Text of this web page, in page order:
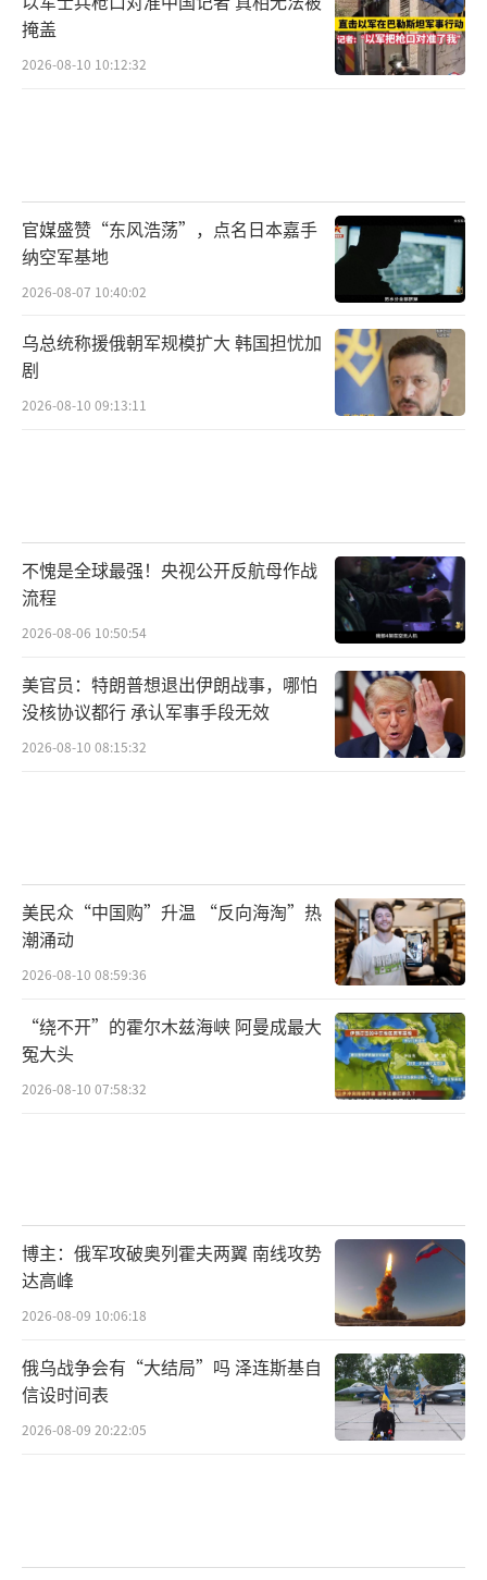
掩盖
2026-08-10 10:12:32
官媒盛赞“东风浩荡”，点名日本嘉手
纳空军基地
2026-08-07 10:40:02
乌总统称援俄朝军规模扩大 韩国担忧加
剧
2026-08-10 09:13:11
不愧是全球最强！央视公开反航母作战
流程
2026-08-06 10:50:54
美官员：特朗普想退出伊朗战事，哪怕
没核协议都行 承认军事手段无效
2026-08-10 08:15:32
美民众“中国购”升温 “反向海淘”热
潮涌动
2026-08-10 08:59:36
“绕不开”的霍尔木兹海峡 阿曼成最大
冤大头
2026-08-10 07:58:32
博主：俄军攻破奥列霍夫两翼 南线攻势
达高峰
2026-08-09 10:06:18
俄乌战争会有“大结局”吗 泽连斯基自
信设时间表
2026-08-09 20:22:05